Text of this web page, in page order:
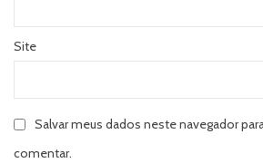
Site
Salvar meus dados neste navegador
comentar.